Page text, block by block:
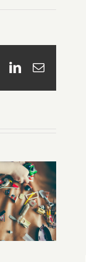
LinkedIn
Email